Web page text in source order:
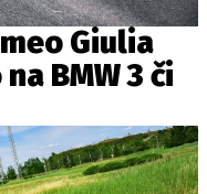
Giulia
BMW 3 či